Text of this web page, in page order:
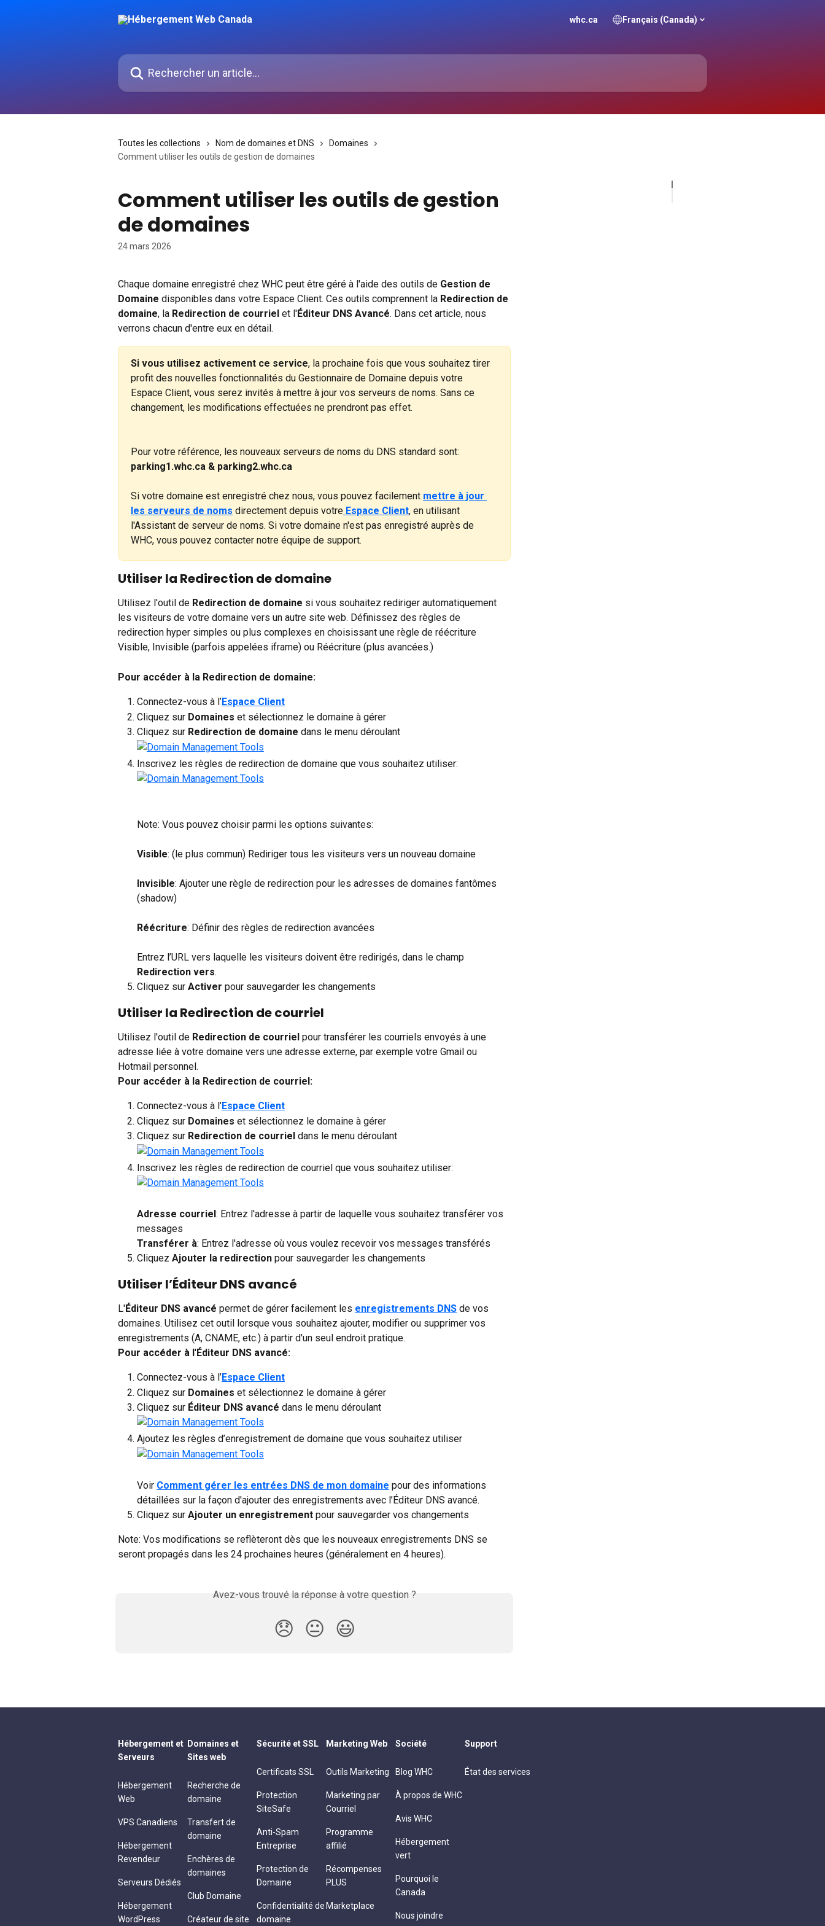
whc.ca Français (Canada)
Rechercher un article...
Toutes les collections Nom de domaines et DNS
Domaines
Comment utiliser les outils de gestion de domaines
Comment utiliser les outils de gestion
de domaines
24 mars 2026
Chaque domaine enregistré chez WHC peut être géré à l'aide des outils de Gestion de
Domaine disponibles dans votre Espace Client. Ces outils comprennent la Redirection de
domaine, la Redirection de courriel et l'Éditeur DNS Avancé. Dans cet article, nous
verrons chacun d'entre eux en détail.
Si vous utilisez activement ce service, la prochaine fois que vous souhaitez tirer
profit des nouvelles fonctionnalités du Gestionnaire de Domaine depuis votre
Espace Client, vous serez invités à mettre à jour vos serveurs de noms. Sans ce
changement, les modifications effectuées ne prendront pas effet.
Pour votre référence, les nouveaux serveurs de noms du DNS standard sont:
parking1.whc.ca & parking2.whc.ca
Si votre domaine est enregistré chez nous, vous pouvez facilement mettre à jour
les serveurs de noms directement depuis votre Espace Client, en utilisant
l'Assistant de serveur de noms. Si votre domaine n'est pas enregistré auprès de
WHC, vous pouvez contacter notre équipe de support.
Utiliser la Redirection de domaine
Utilisez l'outil de Redirection de domaine si vous souhaitez rediriger automatiquement
les visiteurs de votre domaine vers un autre site web. Définissez des règles de
redirection hyper simples ou plus complexes en choisissant une règle de réécriture
Visible, Invisible (parfois appelées iframe) ou Réécriture (plus avancées.)
Pour accéder à la Redirection de domaine:
Connectez-vous à l’Espace Client
Cliquez sur Domaines et sélectionnez le domaine à gérer
Cliquez sur Redirection de domaine dans le menu déroulant
Inscrivez les règles de redirection de domaine que vous souhaitez utiliser:
Note: Vous pouvez choisir parmi les options suivantes:
Visible: (le plus commun) Rediriger tous les visiteurs vers un nouveau domaine
Invisible: Ajouter une règle de redirection pour les adresses de domaines fantômes
(shadow)
Réécriture: Définir des règles de redirection avancées
Entrez l’URL vers laquelle les visiteurs doivent être redirigés, dans le champ
Redirection vers.
Cliquez sur Activer pour sauvegarder les changements
Utiliser la Redirection de courriel
Utilisez l'outil de Redirection de courriel pour transférer les courriels envoyés à une
adresse liée à votre domaine vers une adresse externe, par exemple votre Gmail ou
Hotmail personnel.
Pour accéder à la Redirection de courriel:
Connectez-vous à l’Espace Client
Cliquez sur Domaines et sélectionnez le domaine à gérer
Cliquez sur Redirection de courriel dans le menu déroulant
Inscrivez les règles de redirection de courriel que vous souhaitez utiliser:
Adresse courriel: Entrez l'adresse à partir de laquelle vous souhaitez transférer vos
messages
Transférer à: Entrez l'adresse où vous voulez recevoir vos messages transférés
Cliquez Ajouter la redirection pour sauvegarder les changements
Utiliser l’Éditeur DNS avancé
L'Éditeur DNS avancé permet de gérer facilement les enregistrements DNS de vos
domaines. Utilisez cet outil lorsque vous souhaitez ajouter, modifier ou supprimer vos
enregistrements (A, CNAME, etc.) à partir d'un seul endroit pratique.
Pour accéder à l'Éditeur DNS avancé:
Connectez-vous à l’Espace Client
Cliquez sur Domaines et sélectionnez le domaine à gérer
Cliquez sur Éditeur DNS avancé dans le menu déroulant
Ajoutez les règles d’enregistrement de domaine que vous souhaitez utiliser
Voir Comment gérer les entrées DNS de mon domaine pour des informations
détaillées sur la façon d'ajouter des enregistrements avec l’Éditeur DNS avancé.
Cliquez sur Ajouter un enregistrement pour sauvegarder vos changements
Note: Vos modifications se reflèteront dès que les nouveaux enregistrements DNS se
seront propagés dans les 24 prochaines heures (généralement en 4 heures).
Avez-vous trouvé la réponse à votre question ?
😞 😐 😃
Hébergement et
Serveurs
Hébergement
Web
VPS Canadiens
Hébergement
Revendeur
Serveurs Dédiés
Hébergement
WordPress
Domaines et
Sites web
Recherche de
domaine
Transfert de
domaine
Enchères de
domaines
Club Domaine
Créateur de site
Sécurité et SSL
Certificats SSL
Protection
SiteSafe
Anti-Spam
Entreprise
Protection de
Domaine
Confidentialité de
domaine
Marketing Web
Outils Marketing
Marketing par
Courriel
Programme
affilié
Récompenses
PLUS
Marketplace
Société
Blog WHC
À propos de WHC
Avis WHC
Hébergement
vert
Pourquoi le
Canada
Nous joindre
Support
État des services